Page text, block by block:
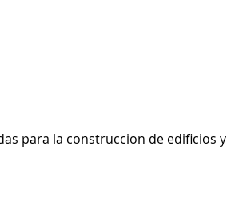
para la construccion de edificios y